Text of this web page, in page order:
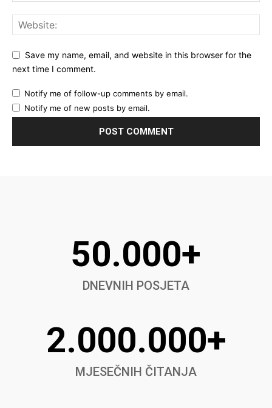
Save my name, email, and website in this browser for the
next time I comment.
Notify me of follow-up comments by email.
Notify me of new posts by email.
50.000+
DNEVNIH POSJETA
2.000.000+
MJESEČNIH ČITANJA